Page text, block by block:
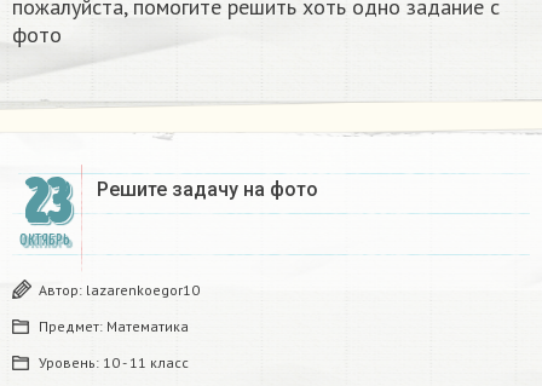
пожалуйста, помогите решить хоть одно задание с
фото​
23
ОКТЯБРЬ
Решите задачу на фото​
Автор: lazarenkoegor10
Предмет: Математика
Уровень: 10 - 11 класс